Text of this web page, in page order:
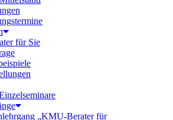
für Sie
„KMU-Berater für